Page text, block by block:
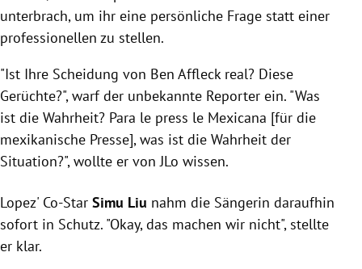
unterbrach, um ihr eine persönliche Frage statt einer
professionellen zu stellen.
"Ist Ihre Scheidung von Ben Affleck real? Diese
Gerüchte?", warf der unbekannte Reporter ein. "Was
ist die Wahrheit? Para le press le Mexicana [für die
mexikanische Presse], was ist die Wahrheit der
Situation?", wollte er von JLo wissen.
Lopez' Co-Star Simu Liu nahm die Sängerin daraufhin
sofort in Schutz. "Okay, das machen wir nicht", stellte
er klar.